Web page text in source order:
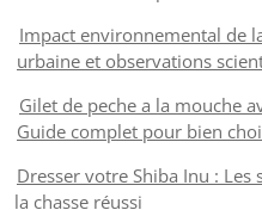
Impact environnemental de
urbaine et observations
Gilet de peche a la mouche
Guide complet pour bien
Dresser votre Shiba Inu :
la chasse réussi